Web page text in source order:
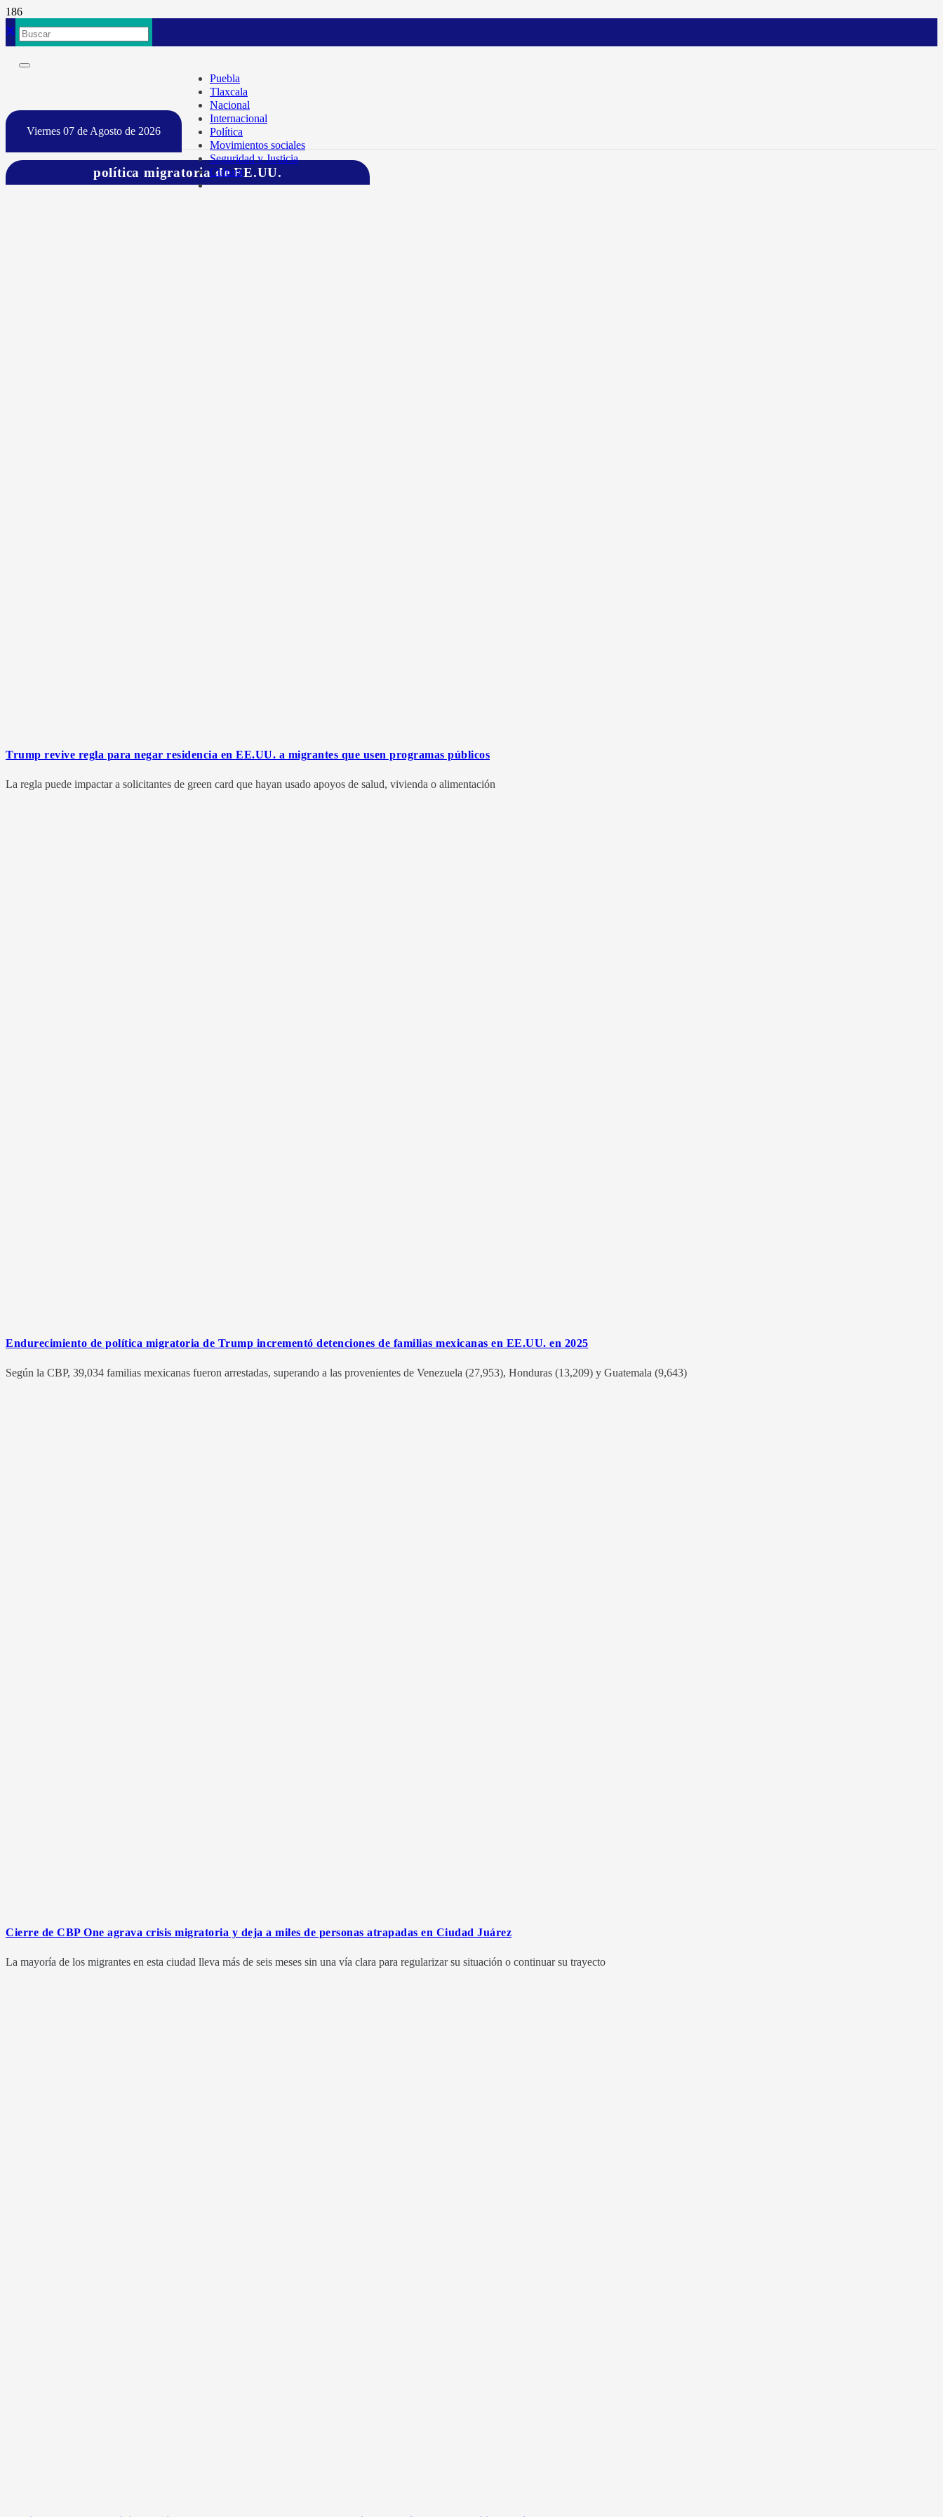
Viernes 07 de Agosto de 2026
Puebla
Tlaxcala
Nacional
Internacional
Política
Movimientos sociales
Seguridad y Justicia
Cultura
política migratoria de EE.UU.
Trump revive regla para negar residencia en EE.UU. a migrantes que usen programas públicos
La regla puede impactar a solicitantes de green card que hayan usado apoyos de salud, vivienda o alimentación
Endurecimiento de política migratoria de Trump incrementó detenciones de familias mexicanas en EE.UU. en 2025
Según la CBP, 39,034 familias mexicanas fueron arrestadas, superando a las provenientes de Venezuela (27,953), Honduras (13,209) y Guatemala (9,643)
Cierre de CBP One agrava crisis migratoria y deja a miles de personas atrapadas en Ciudad Juárez
La mayoría de los migrantes en esta ciudad lleva más de seis meses sin una vía clara para regularizar su situación o continuar su trayecto